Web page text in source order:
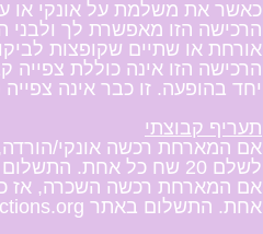
כאשר את משלמת על אונקי או
הרכישה הזו מאפשרת לך ולבני
אורחת או שתיים שקופצות
הרכישה הזו אינה כוללת צפייה
יחד בהופעה. זו כבר אינה
תעריף קבוצתי
אם המארחת רכשה אונקי/
לשלם 20 שח כל אחת. התשלום באתר regalproductions.org
אם המארחת רכשה השכרה, אז כל
אחת. התשלום באתר regalproductions.org